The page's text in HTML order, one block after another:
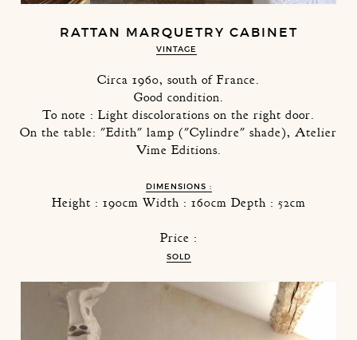
RATTAN MARQUETRY CABINET
VINTAGE
Circa 1960, south of France.
Good condition.
To note : Light discolorations on the right door.
On the table: "Edith" lamp ("Cylindre" shade), Atelier
Vime Editions.
DIMENSIONS :
Height : 190cm Width : 160cm Depth : 52cm
Price :
SOLD